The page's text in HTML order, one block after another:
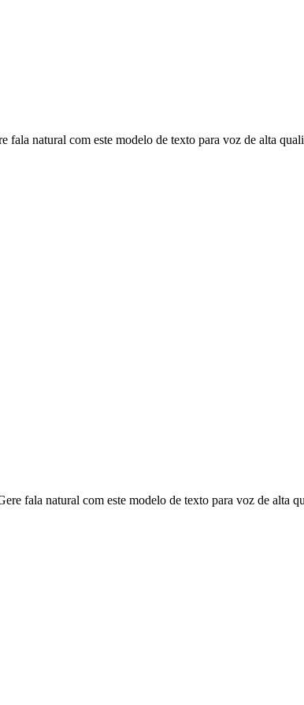
natural com este modelo de texto para voz de alta
fala natural com este modelo de texto para voz de alta